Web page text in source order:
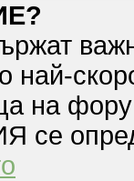
най-
на